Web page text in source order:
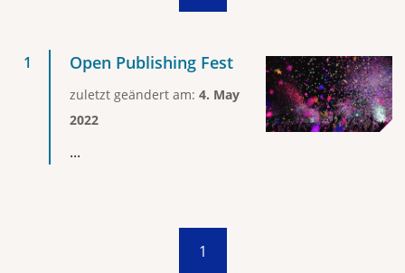
Open Publishing Fest
zuletzt geändert am: 4. May
2022
...
1